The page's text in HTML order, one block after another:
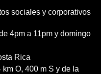
sociales y corporativos
4pm a 11pm y domingo
Rica
O, 400 m S y de la